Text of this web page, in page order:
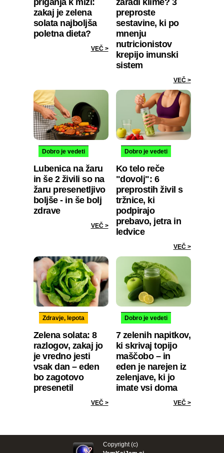
priganja k mizi:
zakaj je zelena
solata najboljša
poletna dieta?
VEČ >
zaradi klime? 3
preproste
sestavine, ki po
mnenju
nutricionistov
krepijo imunski
sistem
VEČ >
Dobro je vedeti
Lubenica na žaru
in še 2 živili so na
žaru presenetljivo
boljše - in še bolj
zdrave
VEČ >
Dobro je vedeti
Ko telo reče
"dovolj": 6
preprostih živil s
tržnice, ki
podpirajo
prebavo, jetra in
ledvice
VEČ >
Zdravje, lepota
Zelena solata: 8
razlogov, zakaj jo
je vredno jesti
vsak dan – eden
bo zagotovo
presenetil
VEČ >
Dobro je vedeti
7 zelenih napitkov,
ki skrivaj topijo
maščobo – in
eden je narejen iz
zelenjave, ki jo
imate vsi doma
VEČ >
Copyright (c)